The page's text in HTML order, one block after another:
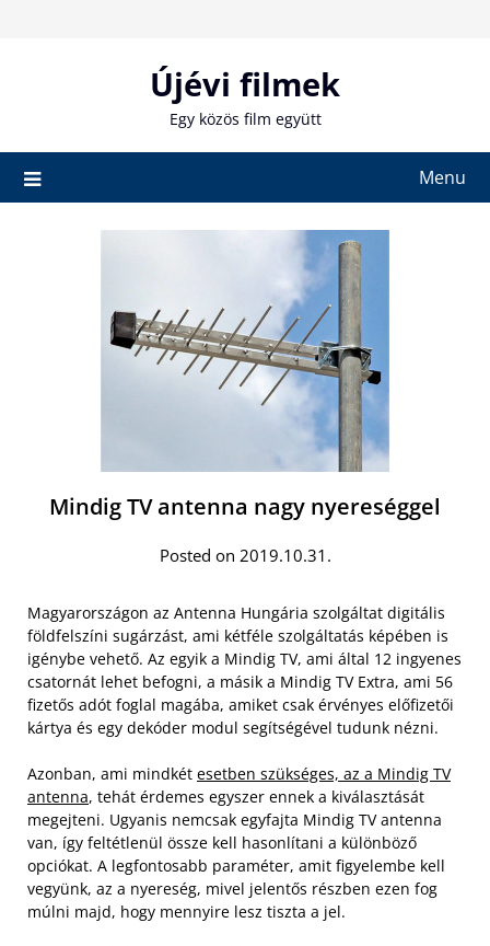
Újévi filmek
Egy közös film együtt
Menu
Mindig TV antenna nagy nyereséggel
Posted on 2019.10.31.
Magyarországon az Antenna Hungária szolgáltat digitális
földfelszíni sugárzást, ami kétféle szolgáltatás képében is
igénybe vehető. Az egyik a Mindig TV, ami által 12 ingyenes
csatornát lehet befogni, a másik a Mindig TV Extra, ami 56
fizetős adót foglal magába, amiket csak érvényes előfizetői
kártya és egy dekóder modul segítségével tudunk nézni.
Azonban, ami mindkét esetben szükséges, az a Mindig TV
antenna, tehát érdemes egyszer ennek a kiválasztását
megejteni. Ugyanis nemcsak egyfajta Mindig TV antenna
van, így feltétlenül össze kell hasonlítani a különböző
opciókat. A legfontosabb paraméter, amit figyelembe kell
vegyünk, az a nyereség, mivel jelentős részben ezen fog
múlni majd, hogy mennyire lesz tiszta a jel.